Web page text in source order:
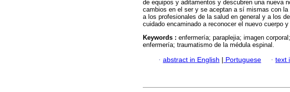
de equipos y aditamentos y descubren una nueva
cambios en el ser y se aceptan a sí mismas con
a los profesionales de la salud en general y a los
cuidado encaminado a reconocer el nuevo cuerpo
Keywords : enfermería; paraplejia; imagen
enfermería; traumatismo de la médula espinal.
· abstract in English | Portuguese · text